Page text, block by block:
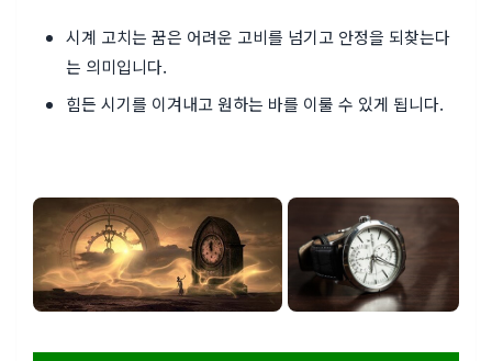
시계 고치는 꿈은 어려운 고비를 넘기고 안정을 되찾는다
는 의미입니다.
힘든 시기를 이겨내고 원하는 바를 이룰 수 있게 됩니다.